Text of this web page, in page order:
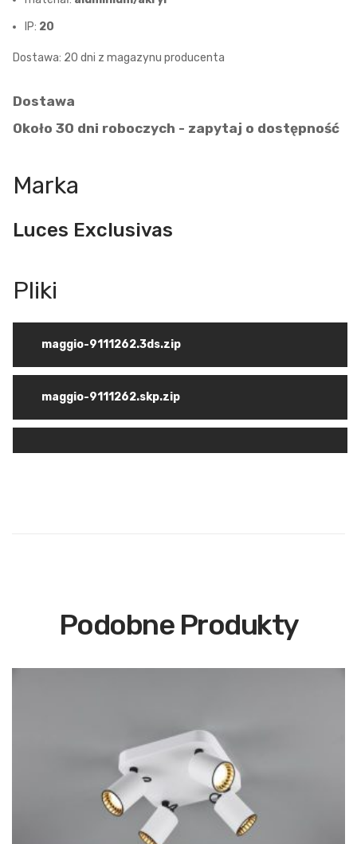
IP: 20
Dostawa: 20 dni z magazynu producenta
Dostawa
Około 30 dni roboczych - zapytaj o dostępność
Marka
Luces Exclusivas
maggio-9111262.3ds.zip
maggio-9111262.skp.zip
Podobne Produkty